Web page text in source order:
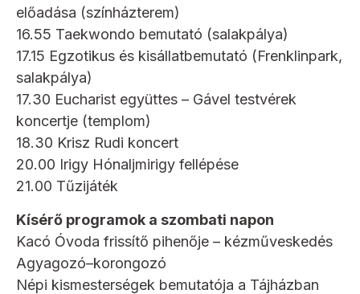
előadása (színházterem)
16.55 Taekwondo bemutató (salakpálya)
17.15 Egzotikus és kisállatbemutató (Frenklinpark,
salakpálya)
17.30 Eucharist együttes – Gável testvérek
koncertje (templom)
18.30 Krisz Rudi koncert
20.00 Irigy Hónaljmirigy fellépése
21.00 Tűzijáték
Kísérő programok a szombati napon
Kacó Óvoda frissítő pihenője – kézműveskedés
Agyagozó–korongozó
Népi kismesterségek bemutatója a Tájházban